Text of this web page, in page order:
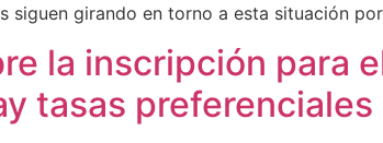
siguen girando en torno a esta situación
la inscripción para
tasas